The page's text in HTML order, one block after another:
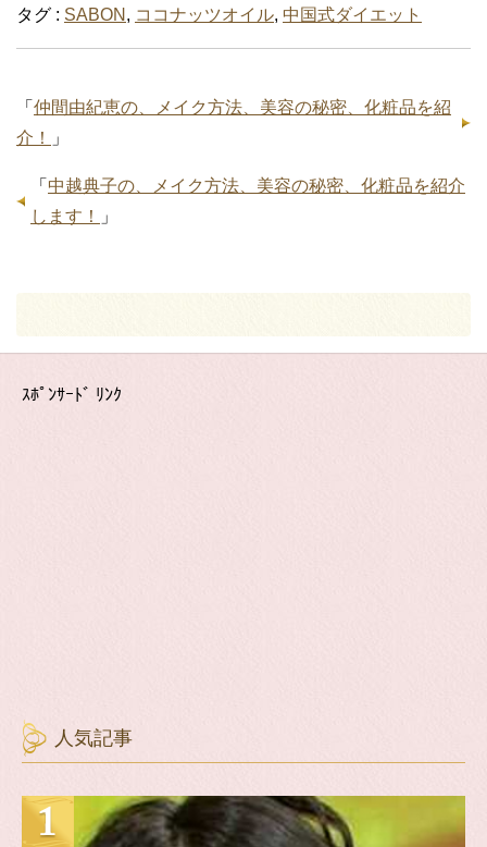
タグ : SABON , ココナッツオイル, 中国式ダイエット
「 仲間由紀恵の、メイク方法、美容の秘密、化粧品を紹
介！
」
「 中越典子の、メイク方法、美容の秘密、化粧品を紹介
します！
」
ｽﾎﾟﾝｻｰﾄﾞ ﾘﾝｸ
人気記事